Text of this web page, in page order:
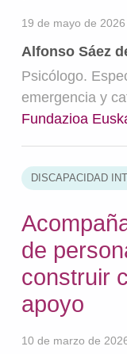
19 de mayo de 2026
Alfonso Sáez
Psicólogo.
emergencia y
Fundazioa
DISCAPACIDAD
de
construir
apoyo
10 de marzo de